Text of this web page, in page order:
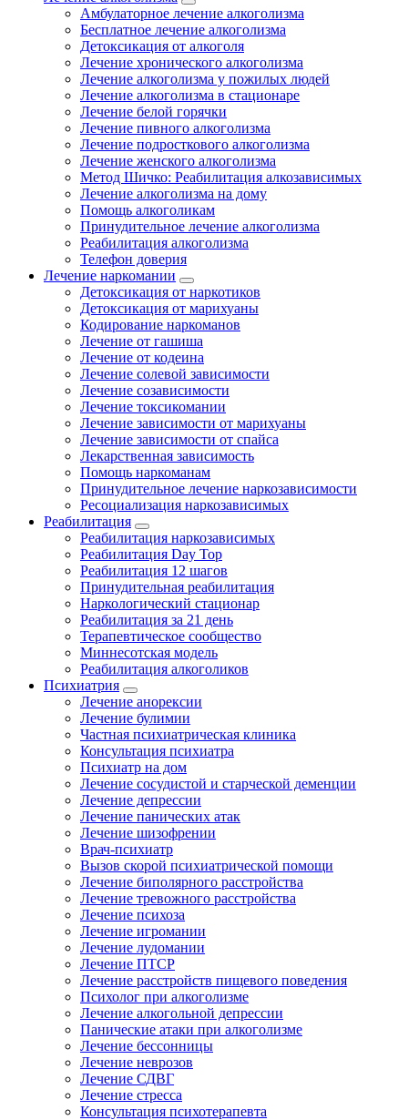
Амбулаторное лечение алкоголизма
Бесплатное лечение алкоголизма
Детоксикация от алкоголя
Лечение хронического алкоголизма
Лечение алкоголизма у пожилых людей
Лечение алкоголизма в стационаре
Лечение белой горячки
Лечение пивного алкоголизма
Лечение подросткового алкоголизма
Лечение женского алкоголизма
Метод Шичко: Реабилитация алкозависимых
Лечение алкоголизма на дому
Помощь алкоголикам
Принудительное лечение алкоголизма
Реабилитация алкоголизма
Телефон доверия
Лечение наркомании
Детоксикация от наркотиков
Детоксикация от марихуаны
Кодирование наркоманов
Лечение от гашиша
Лечение от кодеина
Лечение солевой зависимости
Лечение созависимости
Лечение токсикомании
Лечение зависимости от марихуаны
Лечение зависимости от спайса
Лекарственная зависимость
Помощь наркоманам
Принудительное лечение наркозависимости
Ресоциализация наркозависимых
Реабилитация
Реабилитация наркозависимых
Реабилитация Day Top
Реабилитация 12 шагов
Принудительная реабилитация
Наркологический стационар
Реабилитация за 21 день
Терапевтическое сообщество
Миннесотская модель
Реабилитация алкоголиков
Психиатрия
Лечение анорексии
Лечение булимии
Частная психиатрическая клиника
Консультация психиатра
Психиатр на дом
Лечение сосудистой и старческой деменции
Лечение депрессии
Лечение панических атак
Лечение шизофрении
Врач-психиатр
Вызов скорой психиатрической помощи
Лечение биполярного расстройства
Лечение тревожного расстройства
Лечение психоза
Лечение игромании
Лечение лудомании
Лечение ПТСР
Лечение расстройств пищевого поведения
Психолог при алкоголизме
Лечение алкогольной депрессии
Панические атаки при алкоголизме
Лечение бессонницы
Лечение неврозов
Лечение СДВГ
Лечение стресса
Консультация психотерапевта